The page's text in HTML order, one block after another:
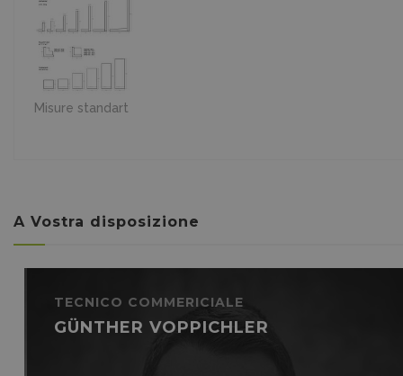
Misure standart
A Vostra disposizione
TECNICO COMMERICIALE
GÜNTHER VOPPICHLER